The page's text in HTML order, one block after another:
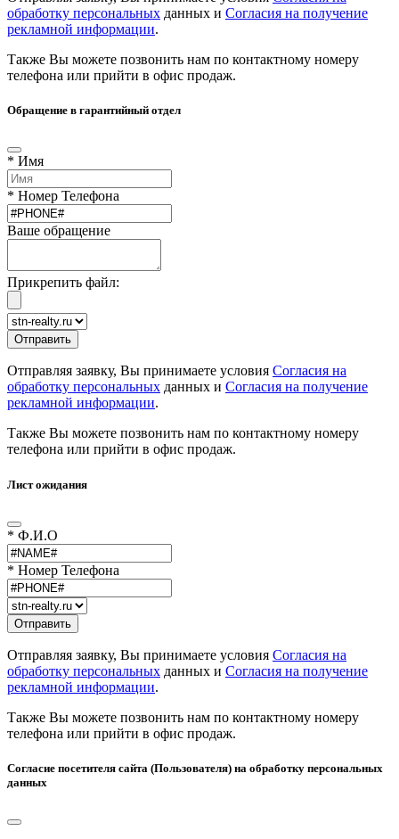
обработку персональных данных и Согласия на получение
рекламной информации.
Также Вы можете позвонить нам по контактному номеру
телефона или прийти в офис продаж.
Обращение в гарантийный отдел
* Имя
* Номер Телефона
Ваше обращение
Прикрепить файл:
Отправляя заявку, Вы принимаете условия Согласия на
обработку персональных данных и Согласия на получение
рекламной информации.
Также Вы можете позвонить нам по контактному номеру
телефона или прийти в офис продаж.
Лист ожидания
* Ф.И.О
* Номер Телефона
Отправляя заявку, Вы принимаете условия Согласия на
обработку персональных данных и Согласия на получение
рекламной информации.
Также Вы можете позвонить нам по контактному номеру
телефона или прийти в офис продаж.
Согласие посетителя сайта (Пользователя) на обработку персональных
данных